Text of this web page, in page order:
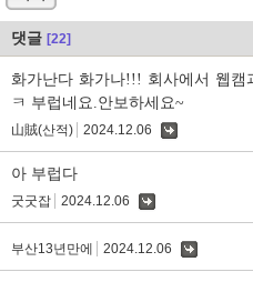
댓글 [22]
화가난다 화가나!!! 회사에서 웹캠
ㅋ 부럽네요.안보하세요~
山賊(산적) 2024.12.06
아 부럽다
굿굿잡 2024.12.06
부산13년만에
2024.12.06